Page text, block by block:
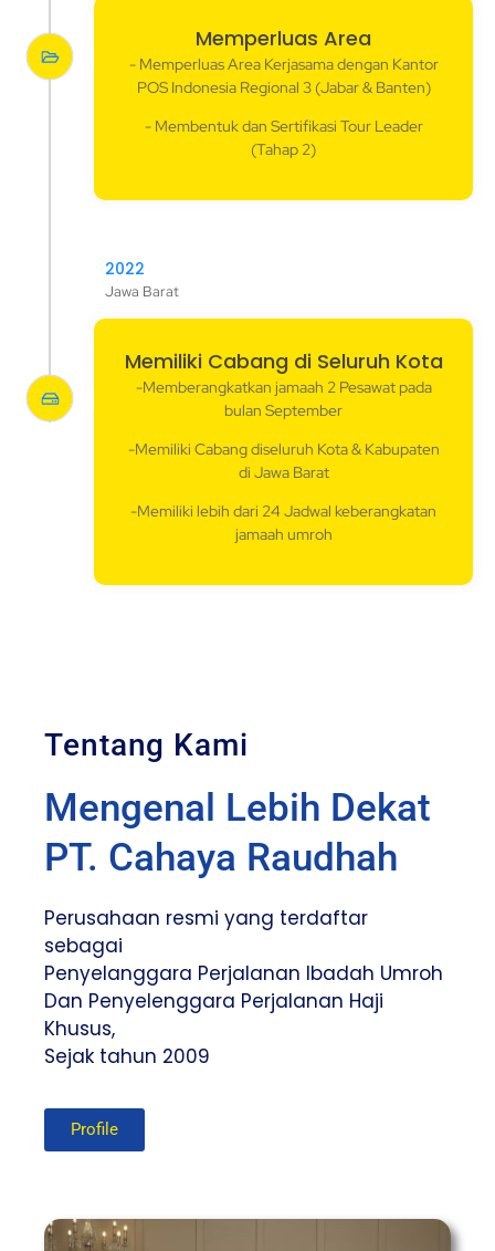
Memperluas Area
- Memperluas Area Kerjasama dengan Kantor
POS Indonesia Regional 3 (Jabar & Banten)
- Membentuk dan Sertifikasi Tour Leader
(Tahap 2)
2022
Jawa Barat
Memiliki Cabang di Seluruh Kota
-Memberangkatkan jamaah 2 Pesawat pada
bulan September
-Memiliki Cabang diseluruh Kota & Kabupaten
di Jawa Barat
-Memiliki lebih dari 24 Jadwal keberangkatan
jamaah umroh
Tentang Kami
Mengenal Lebih Dekat
PT. Cahaya Raudhah
Perusahaan resmi yang terdaftar
sebagai
Penyelanggara Perjalanan Ibadah Umroh
Dan Penyelenggara Perjalanan Haji
Khusus,
Sejak tahun 2009
Profile